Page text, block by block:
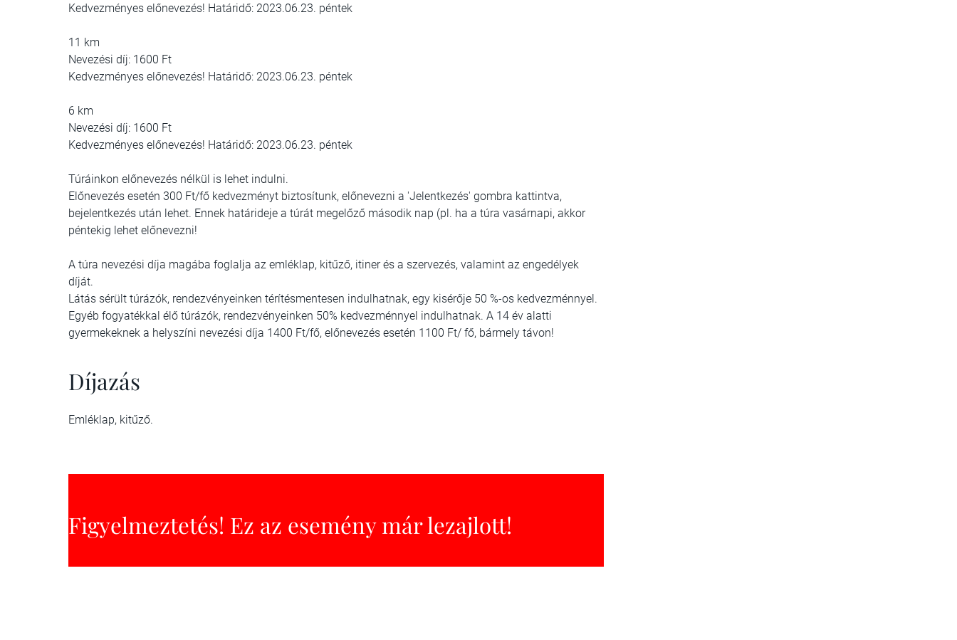
Kedvezményes előnevezés! Határidő: 2023.06.23. péntek
11 km
Nevezési díj: 1600 Ft
Kedvezményes előnevezés! Határidő: 2023.06.23. péntek
6 km
Nevezési díj: 1600 Ft
Kedvezményes előnevezés! Határidő: 2023.06.23. péntek
Túráinkon előnevezés nélkül is lehet indulni.
Előnevezés esetén 300 Ft/fő kedvezményt biztosítunk, előnevezni a 'Jelentkezés' gombra kattintva,
bejelentkezés után lehet. Ennek határideje a túrát megelőző második nap (pl. ha a túra vasárnapi, akkor
péntekig lehet előnevezni!
A túra nevezési díja magába foglalja az emléklap, kitűző, itiner és a szervezés, valamint az engedélyek
díját.
Látás sérült túrázók, rendezvényeinken térítésmentesen indulhatnak, egy kisérője 50 %-os kedvezménnyel.
Egyéb fogyatékkal élő túrázók, rendezvényeinken 50% kedvezménnyel indulhatnak. A 14 év alatti
gyermekeknek a helyszíni nevezési díja 1400 Ft/fő, előnevezés esetén 1100 Ft/ fő, bármely távon!
Díjazás
Emléklap, kitűző.
Figyelmeztetés! Ez az esemény már lezajlott!